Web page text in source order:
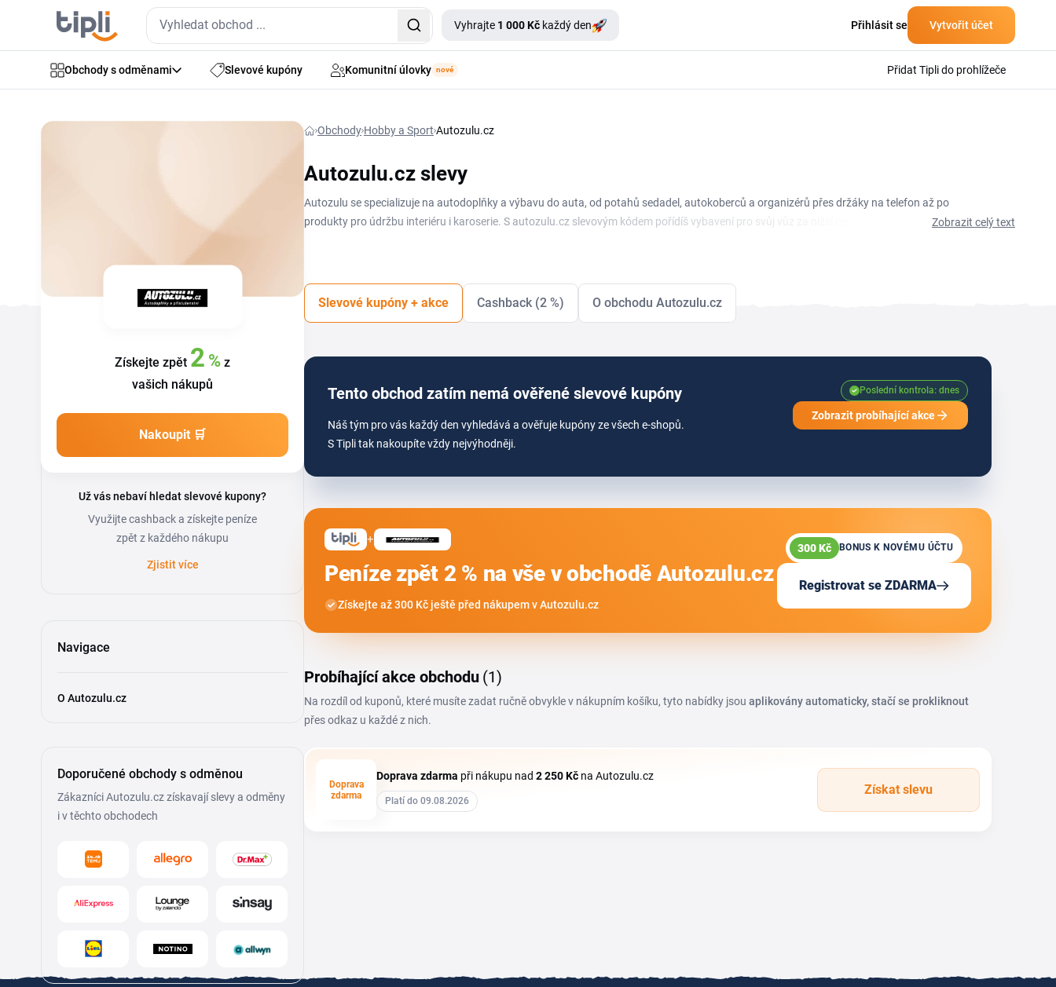
Vyhrajte 1 000 Kč každý den Přihlásit se Vytvořit účet
Obchody s odměnami Slevové kupóny Komunitní úlovky nové Přidat Tipli do prohlížeče
Získejte zpět 2 % z
vašich nákupů
Nakoupit 🛒
Už vás nebaví hledat slevové kupony?
Využijte cashback a získejte peníze
zpět z každého nákupu
Zjistit více
Navigace
O Autozulu.cz
Doporučené obchody s odměnou
Zákazníci Autozulu.cz získavají slevy a odměny
i v těchto obchodech
Obchody Hobby a Sport Autozulu.cz
Autozulu.cz slevy
Autozulu se specializuje na autodoplňky a výbavu do auta, od potahů sedadel, autokoberců a organizérů přes držáky na telefon až po
produkty pro údržbu interiéru i karoserie. S autozulu.cz slevovým kódem pořídíš vybavení pro svůj vůz za nižší cenu, ať už řešíš praktickéZobrazit celý text
Slevové kupóny + akce Cashback (2 %) O obchodu Autozulu.cz
Tento obchod zatím nemá ověřené slevové kupóny
Náš tým pro vás každý den vyhledává a ověřuje kupóny ze všech e-shopů.
S Tipli tak nakoupíte vždy nejvýhodněji.
Poslední kontrola: dnes
Zobrazit probíhající akce
+
Peníze zpět 2 % na vše v obchodě Autozulu.cz
Získejte až 300 Kč ještě před nákupem v Autozulu.cz
300 Kč BONUS K NOVÉMU ÚČTU
Registrovat se ZDARMA
Probíhající akce obchodu (1)
Na rozdíl od kuponů, které musíte zadat ručně obvykle v nákupním košíku, tyto nabídky jsou aplikovány automaticky, stačí se prokliknout
přes odkaz u každé z nich.
Doprava
zdarma
Doprava zdarma při nákupu nad 2250 Kč na Autozulu.cz
Platí do 09.08.2026
Získat slevu